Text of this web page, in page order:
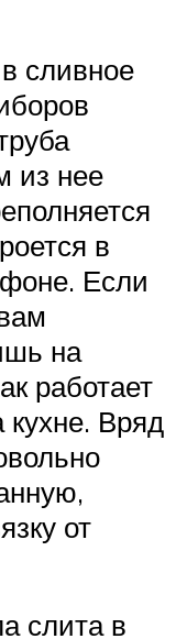
сливное
из нее
в
Если
на
работает
Вряд
от
слита в